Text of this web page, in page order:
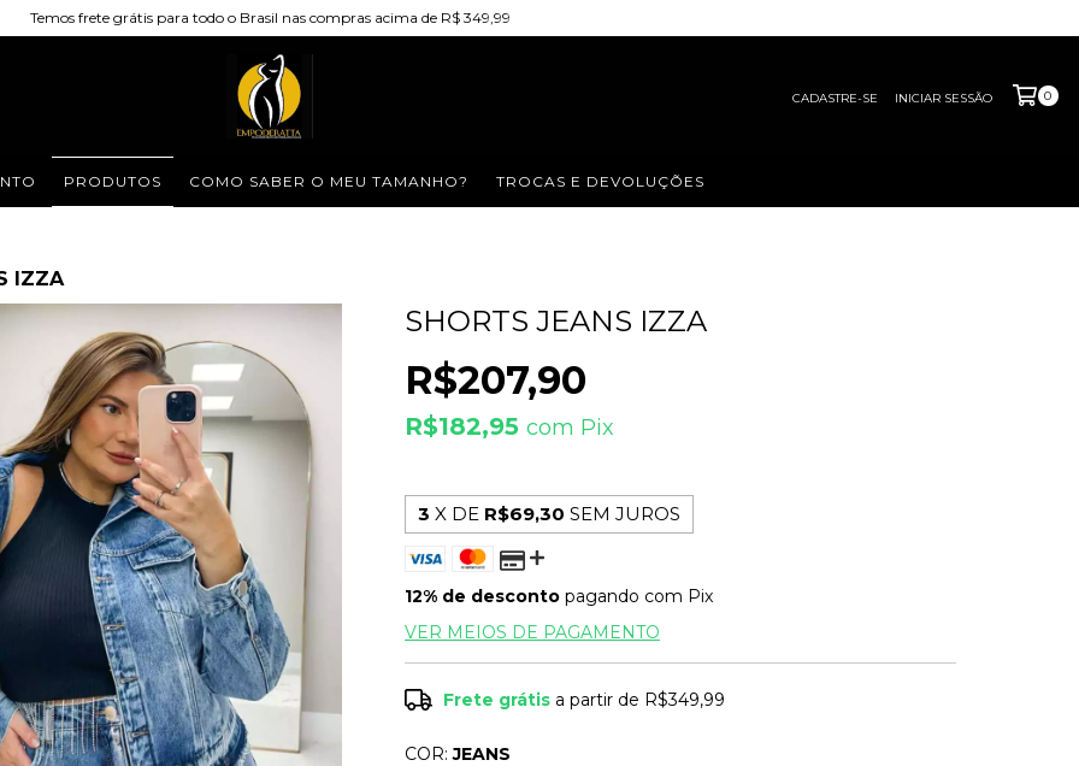
Temos frete grátis para todo o Brasil nas compras acima de R$ 349,99
CADASTRE-SE INICIAR SESSÃO 0
PRODUTOS COMO SABER O MEU TAMANHO? TROCAS E DEVOLUÇÕES
IZZA
SHORTS JEANS IZZA
R$207,90
R$182,95com Pix
3 X DE R$69,30 SEM JUROS
12% de desconto pagando com Pix
VER MEIOS DE PAGAMENTO
Frete grátis a partir de R$349,99
COR: JEANS